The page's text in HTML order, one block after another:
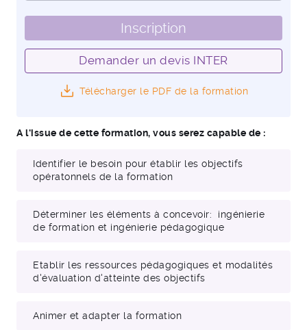
Inscription
Demander un devis INTER
Télécharger le PDF de la formation
A l'issue de cette formation, vous serez capable de :
Identifier le besoin pour établir les objectifs
opératonnels de la formation
Déterminer les éléments à concevoir: ingénierie
de formation et ingénierie pédagogique
Etablir les ressources pédagogiques et modalités
d'évaluation d'atteinte des objectifs
Animer et adapter la formation